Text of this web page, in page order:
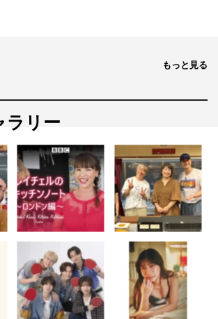
見どころと本作のアピールをお願い致し
は、彼を取り巻く状況がことごとく悪化
しながらドラマを見続けるというのはな
だと思いますし、特にこの作品において
として面白がっていただくことが一番の
かな、と感じていて。それを生み出す一
可能な限り原作の魅力をお伝えするた
この作品に挑んでいきたいです。切なく
り、疑問を感じたり…そういった感情の
ただけたらと思います。
もっと見る
ラリー